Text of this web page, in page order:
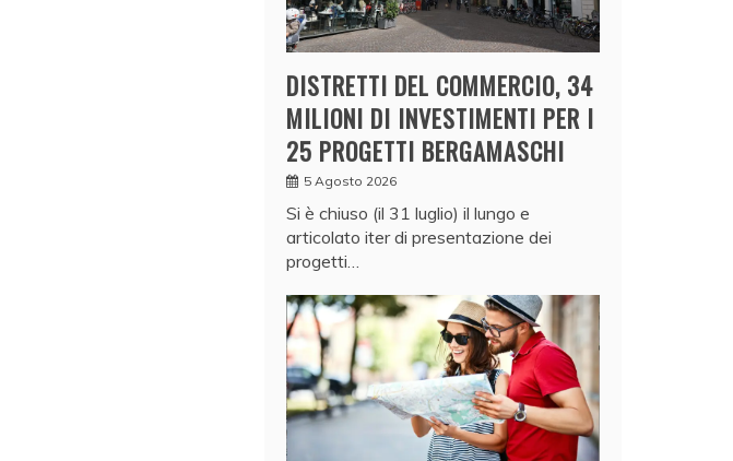
DISTRETTI DEL COMMERCIO, 34
MILIONI DI INVESTIMENTI PER I
25 PROGETTI BERGAMASCHI
5 Agosto 2026
Si è chiuso (il 31 luglio) il lungo e
articolato iter di presentazione dei
progetti…